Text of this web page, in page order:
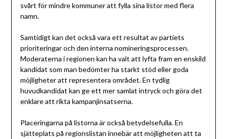
svårt för mindre kommuner att fylla sina listor med flera
namn.
Samtidigt kan det också vara ett resultat av partiets
prioriteringar och den interna nomineringsprocessen.
Moderaterna i regionen kan ha valt att lyfta fram en enskild
kandidat som man bedömter ha starkt stöd eller goda
möjligheter att representera området. En tydlig
huvudkandidat kan ge ett mer samlat intryck och göra det
enklare att rikta kampanjinsatserna.
Placeringarna på listorna är också betydelsefulla. En
sjätteplats på regionslistan innebär att möjligheten att ta